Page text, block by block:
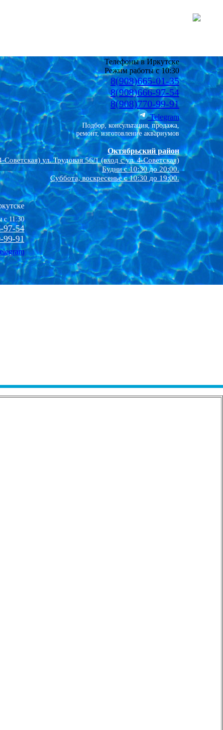
Телефоны в Иркутске
Режим работы с 10:30
8(908)665-01-35
8(908)666-97-54
8(908)770-99-91
Telegram
Подбор, консультация, продажа,
ремонт, изготовление аквариумов
Октябрьский район
Советская) ул. Трудовая 56/1 (вход с ул. 4-Советская)
Будни с 10:30 до 20:00.
Суббота, воскресенье с 10:30 до 19:00.
с 11:30
97-54
99-91